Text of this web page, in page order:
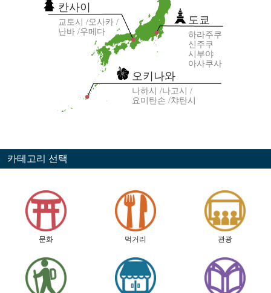
도쿄
하라주쿠
신주쿠
시부야
아사쿠사
칸사이
교토시
오사카
난바 우메다
오키나와
나하시
나고시
요미탄손
챠탄시
카테고리 선택
문화 먹거리 관광